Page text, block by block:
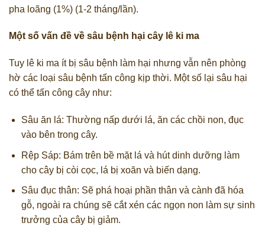
pha loãng (1%) (1-2 tháng/lần).
Một số vấn đề về sâu bệnh hại cây lê ki ma
Tuy lê ki ma ít bị sâu bệnh làm hại nhưng vẫn nên phòng
hờ các loại sâu bệnh tấn công kịp thời. Một số lại sâu hại
có thể tấn công cây như:
Sâu ăn lá: Thường nấp dưới lá, ăn các chồi non, đục
vào bên trong cây.
Rệp Sáp: Bám trên bề mặt lá và hút dinh dưỡng làm
cho cây bị còi cọc, lá bị xoăn và biến dạng.
Sâu đục thân: Sẽ phá hoại phần thân và cành đã hóa
gỗ, ngoài ra chúng sẽ cắt xén các ngọn non làm sự sinh
trưởng của cây bị giảm.